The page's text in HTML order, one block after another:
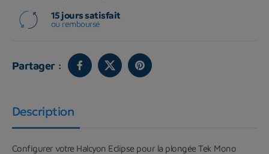
15 jours satisfait
ou remboursé
Partager :
Description
Configurer votre Halcyon Eclipse pour la plongée Tek Mono